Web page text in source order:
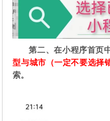
第二、在小程序首页
型与城市（一定不要选择
索。